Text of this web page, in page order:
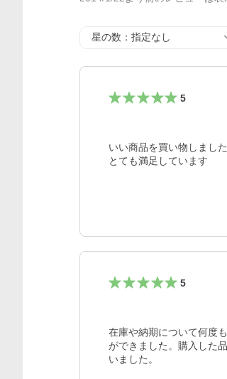
星の数
5
いい商品を買い物しました
とても満足しています
5
在庫や納期について何度
ができました。購入した
いました。